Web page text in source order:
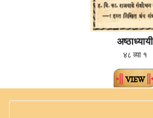
अष्ठाध्यायी
४८ व्या १